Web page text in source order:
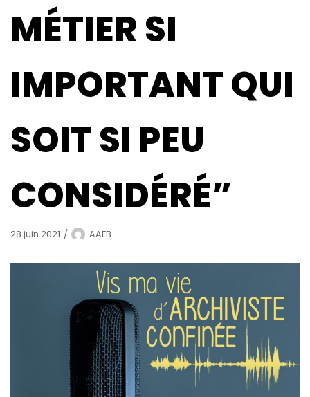
MÉTIER SI
IMPORTANT QUI
SOIT SI PEU
CONSIDÉRÉ”
28 juin 2021 AAFB